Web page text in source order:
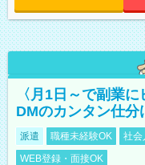
〈月1日～で副業
DMのカンタン仕分
派遣 職種未経験OK 社会
WEB登録・面接OK